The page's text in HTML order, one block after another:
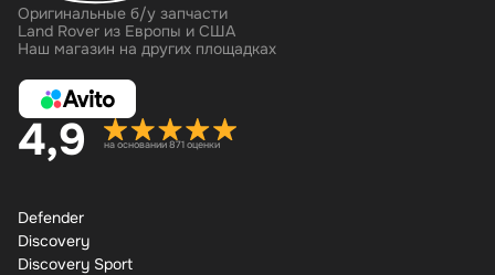
Оригинальные б/у запчасти
Land Rover из Европы и США
Наш магазин на других площадках
4,9 на основании 871 оценки
Defender
Discovery
Discovery Sport